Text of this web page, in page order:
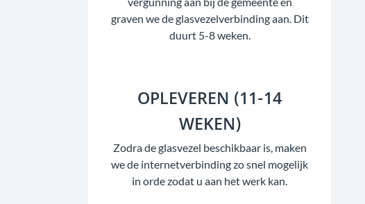
graven we de glasvezelverbinding aan. Dit
duurt 5-8 weken.
OPLEVEREN (11-14
WEKEN)
Zodra de glasvezel beschikbaar is, maken
we de internetverbinding zo snel mogelijk
in orde zodat u aan het werk kan.